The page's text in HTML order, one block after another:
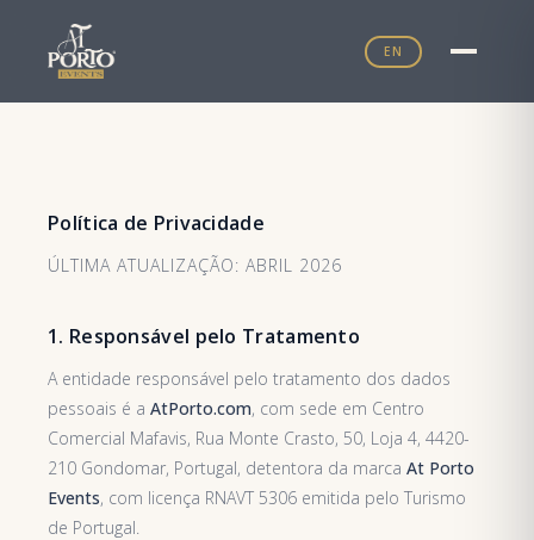
EN
Política de Privacidade
ÚLTIMA ATUALIZAÇÃO: ABRIL 2026
1. Responsável pelo Tratamento
A entidade responsável pelo tratamento dos dados
pessoais é a AtPorto.com, com sede em Centro
Comercial Mafavis, Rua Monte Crasto, 50, Loja 4, 4420-
210 Gondomar, Portugal, detentora da marca At Porto
Events, com licença RNAVT 5306 emitida pelo Turismo
de Portugal.